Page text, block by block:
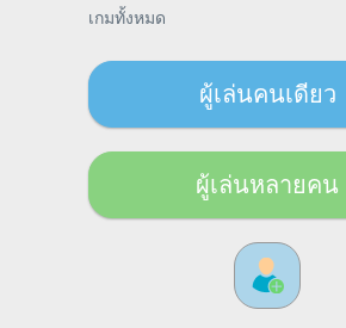
เกมทั้งหมด
ผู้เล่นคนเดียว
ผู้เล่นหลายคน